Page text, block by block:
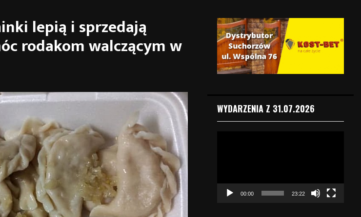
lepią i sprzedają
rodakom walczącym w
WYDARZENIA Z 31.07.2026
00:00 23:22